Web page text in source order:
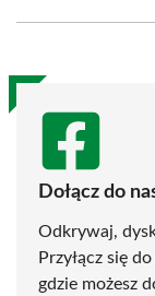
(Twitter)
Dołącz do
Odkrywaj,
Przyłącz się
gdzie możesz